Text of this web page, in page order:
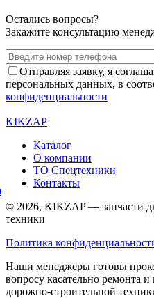
Остались вопросы?
Закажите консультацию
Отправляя заявку, я
персональных данных, в
конфиденциальности
KIKZAP
Каталог
О компании
ТО Спецтехники
Контакты
© 2026, KIKZAP — запчасти
техники
Политика
Наши менеджеры готовы
вопросу касательно ремонта
дорожно-строительной